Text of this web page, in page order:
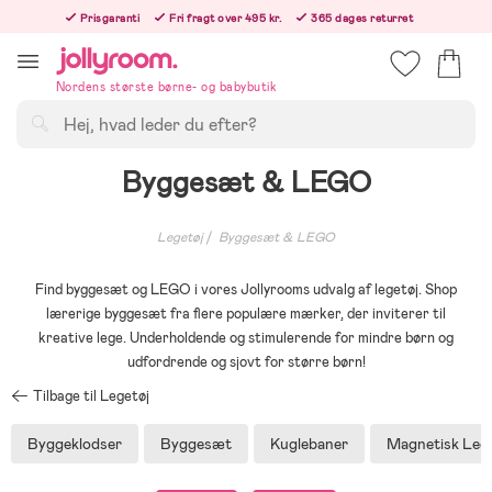
innehållet
Prisgaranti Fri fragt over 495 kr.
365 dages returret
Nordens største børne- og babybutik
Byggesæt & LEGO
Legetøj Byggesæt & LEGO
Find byggesæt og LEGO i vores Jollyrooms udvalg af legetøj. Shop
lærerige byggesæt fra flere populære mærker, der inviterer til
kreative lege. Underholdende og stimulerende for mindre børn og
udfordrende og sjovt for større børn!
Tilbage til Legetøj
Byggeklodser Byggesæt Kuglebaner Magnetisk